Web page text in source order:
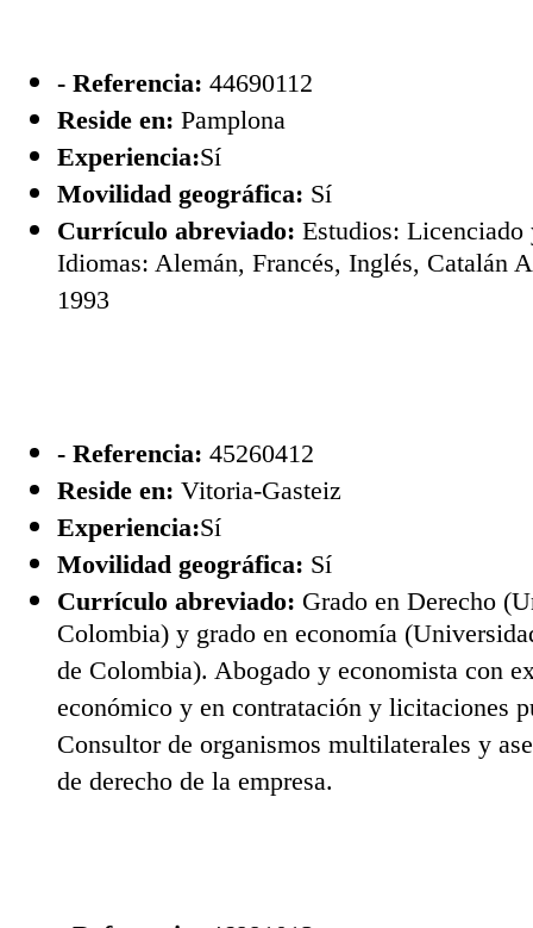
- Referencia: 44690112
Reside en: Pamplona
Experiencia:Sí
Movilidad geográfica: Sí
Currículo abreviado: Estudios: Licenciado
Idiomas: Alemán, Francés, Inglés, Catalán
1993
- Referencia: 45260412
Reside en: Vitoria-Gasteiz
Experiencia:Sí
Movilidad geográfica: Sí
Currículo abreviado: Grado en Derecho
Colombia) y grado en economía
de Colombia). Abogado y economista con
económico y en contratación y licitaciones
Consultor de organismos multilaterales y
de derecho de la empresa.